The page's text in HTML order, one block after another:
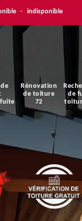
- indisponible
Rénovation
de toiture
72
de